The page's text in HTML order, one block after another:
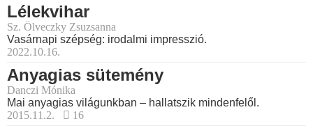
Lélekvihar
Sz. Ölveczky Zsuzsanna
Vasárnapi szépség: irodalmi impresszió.
2022.10.16.
Anyagias sütemény
Danczi Mónika
Mai anyagias világunkban – hallatszik mindenfelől.
2015.11.2.
16